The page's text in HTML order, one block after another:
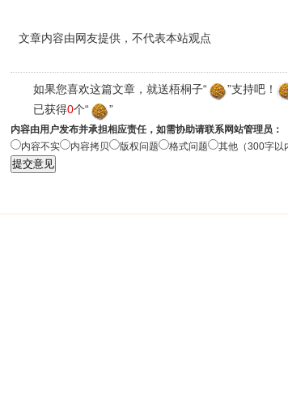
文章内容由网友提供，不代表本站观点
如果您喜欢这篇文章，就送梧桐子“
”支持吧！
已获得0个“ ”
内容由用户发布并承担相应责任，如需协助请联系网站管理员：
内容不实
内容拷贝 版权问题 格式问题 其他（300字以